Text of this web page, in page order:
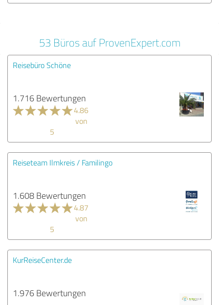
53 Büros auf ProvenExpert.com
Reisebüro Schöne
1.716 Bewertungen
4.86
von
5
Reiseteam Ilmkreis / Familingo
1.608 Bewertungen
4.87
von
5
KurReiseCenter.de
1.976 Bewertungen